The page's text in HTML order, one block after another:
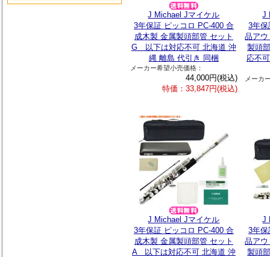
J Michael Jマイケル
3年保証 ピッコロ PC-400 合
成木製 金属製頭部管 セット
G 以下は対応不可 北海道 沖
縄 離島 代引き 同梱
メーカー希望小売価格：
44,000円(税込)
特価：33,847円(税込)
J
3年
品ア
製頭
応不
メーカ
J Michael Jマイケル
3年保証 ピッコロ PC-400 合
成木製 金属製頭部管 セット
A 以下は対応不可 北海道 沖
J
3年
品ア
製頭